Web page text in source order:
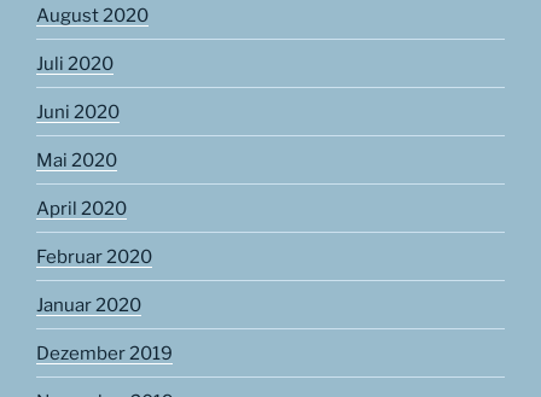
August 2020
Juli 2020
Juni 2020
Mai 2020
April 2020
Februar 2020
Januar 2020
Dezember 2019